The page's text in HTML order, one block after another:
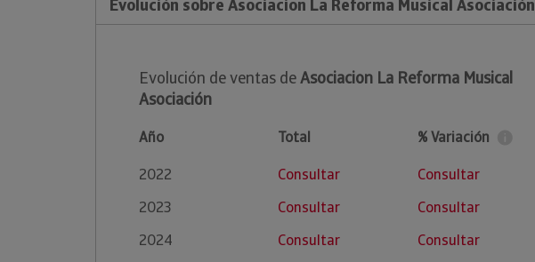
Evolución sobre Asociacion La Reforma Musical Asociación
Evolución de ventas deAsociacion La Reforma Musical
Asociación
Año Total
% Variación
2022
Consultar
Consultar
2023
Consultar
Consultar
2024
Consultar
Consultar